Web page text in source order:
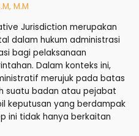
M.M
Jurisdiction merupakan
dalam hukum administrasi
bagi pelaksanaan
Dalam konteks ini,
merujuk pada batas
suatu badan atau pejabat
keputusan yang berdampak
ini tidak hanya berkaitan